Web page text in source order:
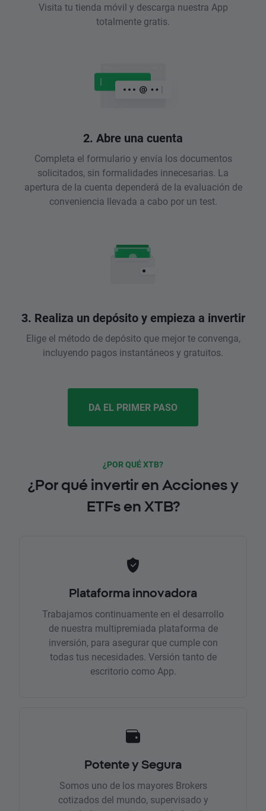
Visita tu tienda móvil y descarga nuestra App
totalmente gratis.
2. Abre una cuenta
Completa el formulario y envía los documentos
solicitados, sin formalidades innecesarias. La
apertura de la cuenta dependerá de la evaluación de
conveniencia llevada a cabo por un test.
3. Realiza un depósito y empieza a invertir
Elige el método de depósito que mejor te convenga,
incluyendo pagos instantáneos y gratuitos.
DA EL PRIMER PASO
¿POR QUÉ XTB?
¿Por qué invertir en Acciones y
ETFs en XTB?
Plataforma innovadora
Trabajamos continuamente en el desarrollo
de nuestra multipremiada plataforma de
inversión, para asegurar que cumple con
todas tus necesidades. Versión tanto de
escritorio como App.
Potente y Segura
Somos uno de los mayores Brokers
cotizados del mundo, supervisado y